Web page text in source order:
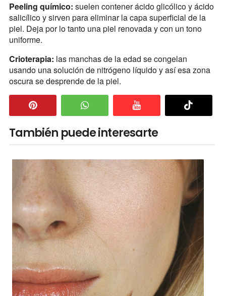
Peeling químico: suelen contener ácido glicólico y ácido
salicílico y sirven para eliminar la capa superficial de la
piel. Deja por lo tanto una piel renovada y con un tono
uniforme.
Crioterapia: las manchas de la edad se congelan
usando una solución de nitrógeno líquido y así esa zona
oscura se desprende de la piel.
También puede interesarte